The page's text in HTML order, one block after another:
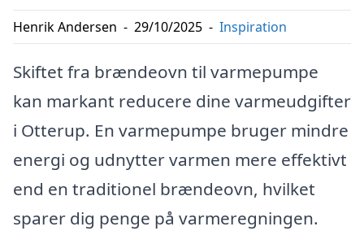
Henrik Andersen - 29/10/2025 - Inspiration
Skiftet fra brændeovn til varmepumpe
kan markant reducere dine varmeudgifter
i Otterup. En varmepumpe bruger mindre
energi og udnytter varmen mere effektivt
end en traditionel brændeovn, hvilket
sparer dig penge på varmeregningen.